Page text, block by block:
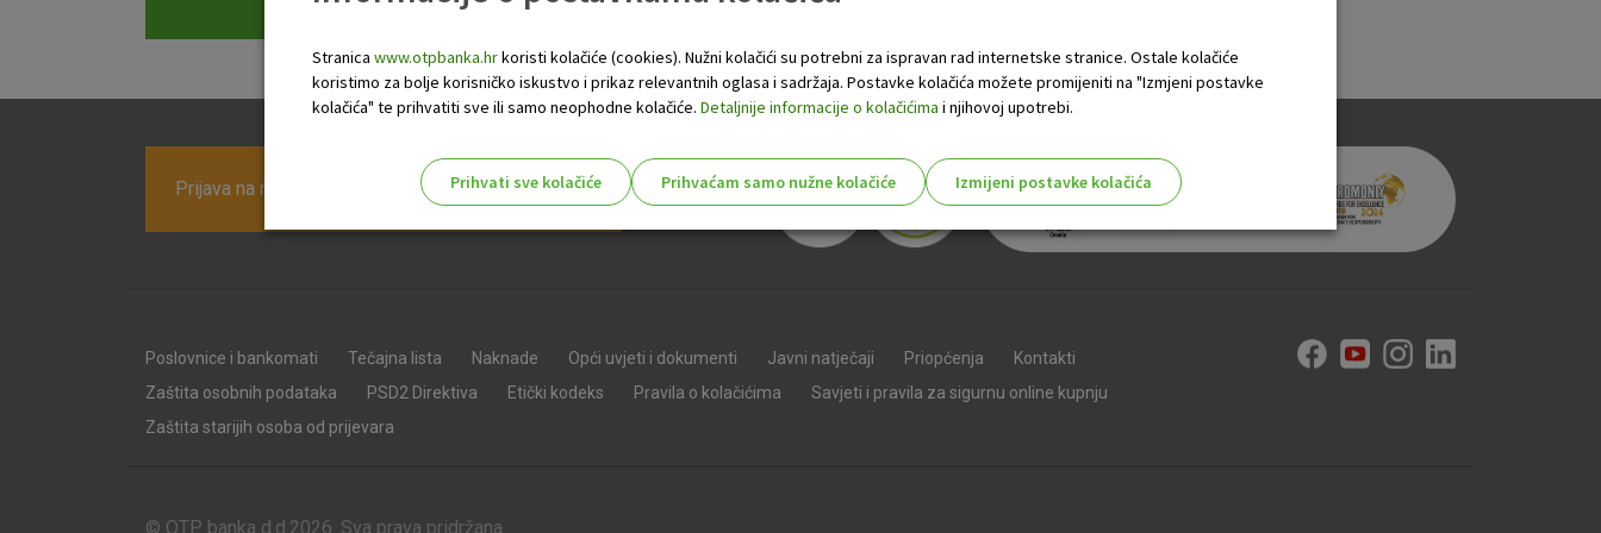
Prijava na newsletter OTP banke
Poslovnice i bankomati Tečajna lista Naknade Opći uvjeti i dokumenti Javni natječaji Priopćenja
Kontakti
Zaštita osobnih podataka
PSD2 Direktiva Etički kodeks Pravila o kolačićima
Savjeti i pravila za sigurnu online kupnju
Zaštita starijih osoba od prijevara
© OTP banka d.d.2026. Sva prava pridržana.
Stranica www.otpbanka.hrkoristi kolačiće (cookies). Nužni kolačići su potrebni za ispravan rad internetske stranice. Ostale kolačiće
koristimo za bolje korisničko iskustvo i prikaz relevantnih oglasa i sadržaja. Postavke kolačića možete promijeniti na "Izmjeni postavke
kolačića" te prihvatiti sve ili samo neophodne kolačiće. Detaljnije informacije o kolačićima i njihovoj upotrebi.
Prihvati sve kolačiće Prihvaćam samo nužne kolačiće
Izmijeni postavke kolačića
Nužni
kolačići
Nužni (tehnički) kolačići - uvijek aktivni
Ovi kolačići nužni su za funkcioniranje internetske stranice i ne mogu se
isključiti u našim sustavima. Uobičajeno se postavljaju kao odgovor na vaše